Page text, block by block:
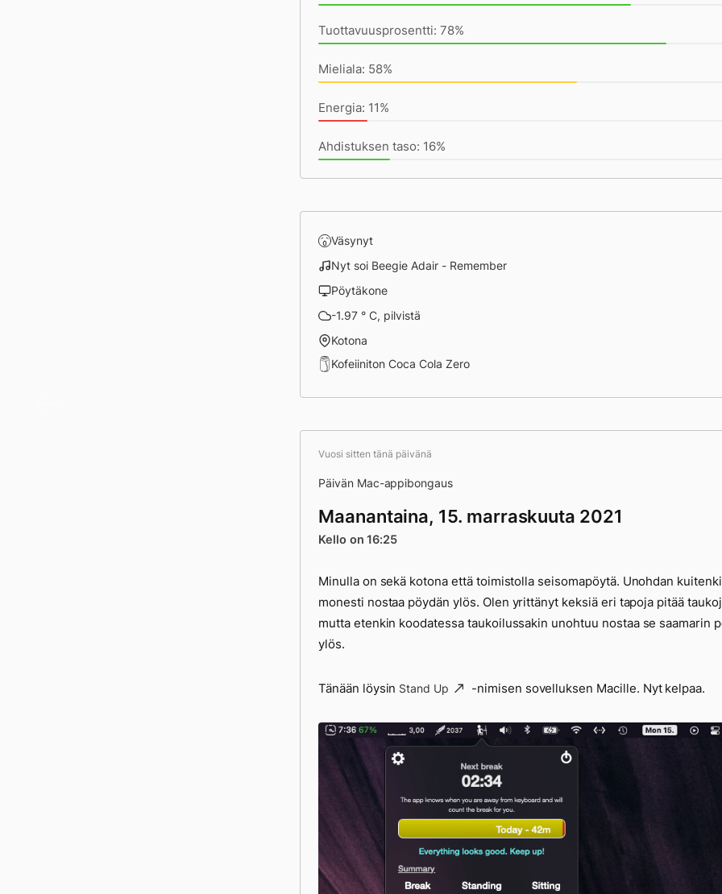
Tuottavuusprosentti: 78%
Mieliala: 58%
Energia: 11%
Ahdistuksen taso: 16%
Väsynyt
Nyt soi Beegie Adair - Remember
Pöytäkone
-1.97 ° C, pilvistä
Kotona
Kofeiiniton Coca Cola Zero
Vuosi sitten tänä päivänä
Päivän Mac-appibongaus
Maanantaina, 15. marraskuuta 2021
Kello on 16:25
Minulla on sekä kotona että toimistolla seisomapöytä. Unohdan
monesti nostaa pöydän ylös. Olen yrittänyt keksiä eri tapoja pitää
mutta etenkin koodatessa taukoilussakin unohtuu nostaa se saamarin
ylös.
Tänään löysin Stand Up -nimisen sovelluksen Macille. Nyt kelpaa.
Ei tämä tästä